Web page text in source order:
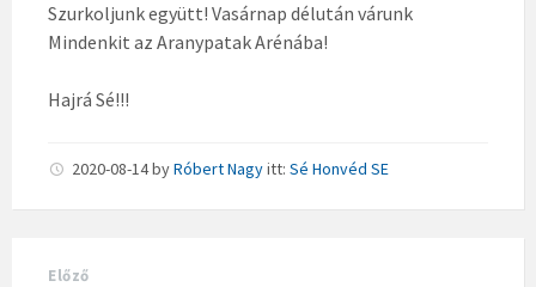
Szurkoljunk együtt! Vasárnap délután várunk
Mindenkit az Aranypatak Arénába!
Hajrá Sé!!!
2020-08-14byRóbert Nagyitt: Sé Honvéd SE
Előző